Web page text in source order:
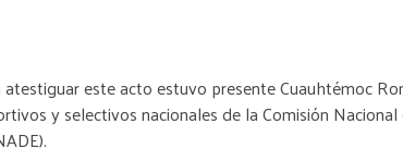
atestiguar este acto estuvo presente Cuauhtémoc
y selectivos nacionales de la Comisión